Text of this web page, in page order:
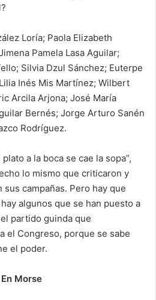
Loría; Paola Elizabeth
Pamela Lasa Aguilar;
Silvia Dzul Sánchez; Euterpe
Inés Mis Martínez; Wilbert
Arcila Arjona; José María
Bernés; Jorge Arturo Sanén
Rodríguez.
a la boca se cae la sopa”,
lo mismo que criticaron y
campañas. Pero hay que
algunos que se han puesto a
partido guinda que
el Congreso, porque se sabe
el poder.
En Morse